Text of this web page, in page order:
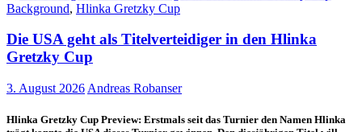
Background, Hlinka Gretzky Cup
Die USA geht als Titelverteidiger in den Hlinka
Gretzky Cup
3. August 2026 Andreas Robanser
Hlinka Gretzky Cup Preview: Erstmals seit das Turnier den Namen Hlinka